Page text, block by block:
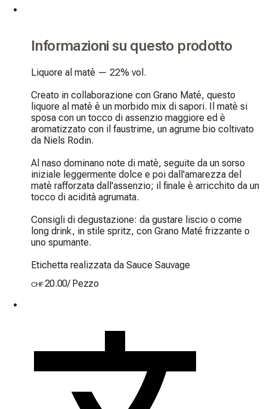
Informazioni su questo prodotto
Liquore al matè — 22% vol.
Creato in collaborazione con Grano Maté, questo
liquore al matè è un morbido mix di sapori. Il matè si
sposa con un tocco di assenzio maggiore ed è
aromatizzato con il faustrime, un agrume bio coltivato
da Niels Rodin.
Al naso dominano note di matè, seguite da un sorso
iniziale leggermente dolce e poi dall'amarezza del
matè rafforzata dall'assenzio; il finale è arricchito da un
tocco di acidità agrumata.
Consigli di degustazione: da gustare liscio o come
long drink, in stile spritz, con Grano Maté frizzante o
uno spumante.
Etichetta realizzata da Sauce Sauvage
CHF20.00/ Pezzo